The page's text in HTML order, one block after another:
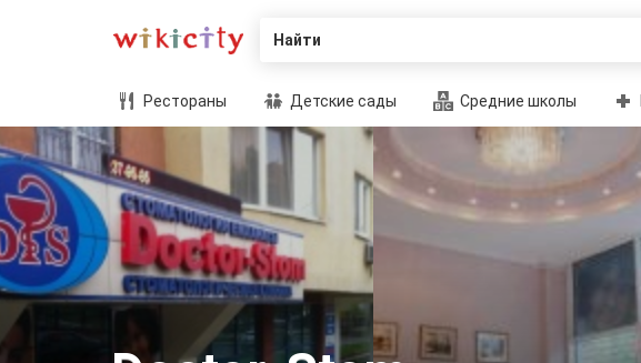
Найти
Рестораны Детские сады Средние школы